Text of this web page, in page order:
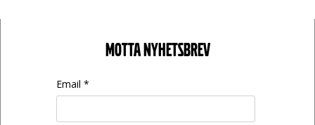
MOTTA NYHETSBREV
Email *